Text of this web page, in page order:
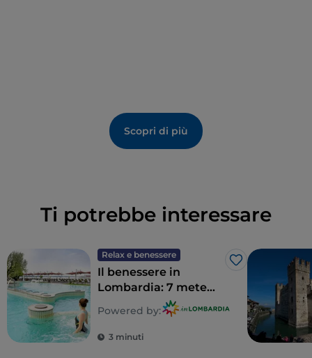
Scopri di più
Ti potrebbe interessare
Relax e benessere
Like
Il benessere in
Lombardia: 7 mete
per un detox totale
Powered by:
3 minuti